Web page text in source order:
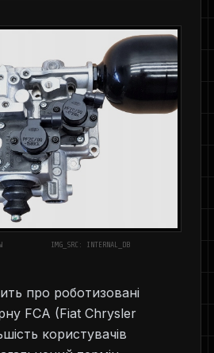
IMG_SRC: INTERNAL_DB
про роботизовані
FCA (Fiat Chrysler
користувачів